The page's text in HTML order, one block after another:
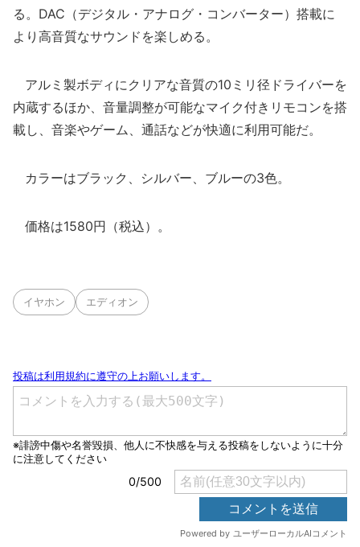
る。DAC（デジタル・アナログ・コンバーター）搭載に
より高音質なサウンドを楽しめる。
アルミ製ボディにクリアな音質の10ミリ径ドライバーを
内蔵するほか、音量調整が可能なマイク付きリモコンを搭
載し、音楽やゲーム、通話などが快適に利用可能だ。
カラーはブラック、シルバー、ブルーの3色。
価格は1580円（税込）。
イヤホン エディオン